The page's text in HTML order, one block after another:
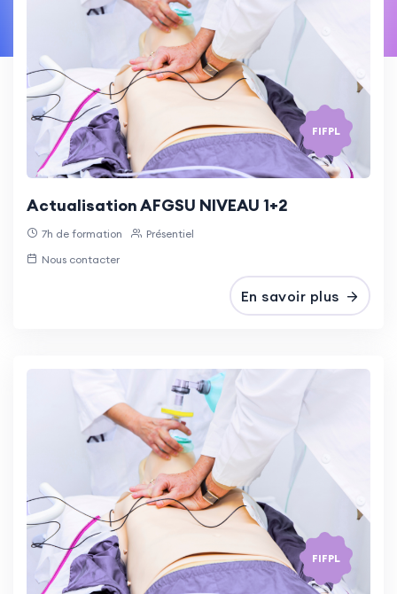
FIFPL
Actualisation AFGSU NIVEAU 1+2
7h de formation
Présentiel
Nous contacter
En savoir plus
FIFPL